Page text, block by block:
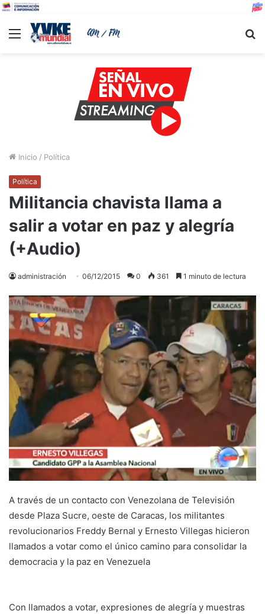
Menu
Inicio / Política
Política
Militancia chavista llama a
salir a votar en paz y alegría
(+Audio)
administración 06/12/2015 0 361 1 minuto de lectura
A través de un contacto con Venezolana de Televisión
desde Plaza Sucre, oeste de Caracas, los militantes
revolucionarios Freddy Bernal y Ernesto Villegas hicieron
llamados a votar como el único camino para consolidar la
democracia y la paz en Venezuela
Con llamados a votar, expresiones de alegría y muestras